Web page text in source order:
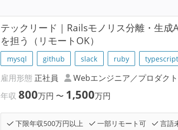
テックリード｜Railsモノリス分離・生
を担う（リモートOK）
mysql github slack ruby typescript
雇用形態 正社員 Webエンジニア／プロダク
年収800万円 〜 1,500万円
下限年収500万円以上 一部リモート可 言語